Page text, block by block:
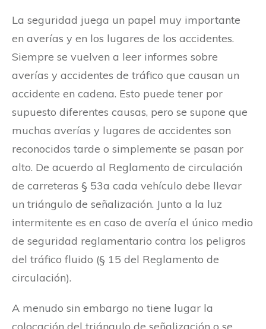
La seguridad juega un papel muy importante
en averías y en los lugares de los accidentes.
Siempre se vuelven a leer informes sobre
averías y accidentes de tráfico que causan un
accidente en cadena. Esto puede tener por
supuesto diferentes causas, pero se supone que
muchas averías y lugares de accidentes son
reconocidos tarde o simplemente se pasan por
alto. De acuerdo al Reglamento de circulación
de carreteras § 53a cada vehículo debe llevar
un triángulo de señalización. Junto a la luz
intermitente es en caso de avería el único medio
de seguridad reglamentario contra los peligros
del tráfico fluido (§ 15 del Reglamento de
circulación).
A menudo sin embargo no tiene lugar la
colocación del triángulo de señalización o se